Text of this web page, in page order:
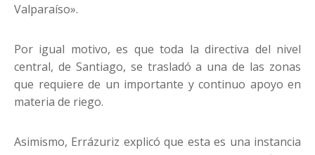
Valparaíso».
Por igual motivo, es que toda la directiva del nivel
central, de Santiago, se trasladó a una de las zonas
que requiere de un importante y continuo apoyo en
materia de riego.
Asimismo, Errázuriz explicó que esta es una instancia